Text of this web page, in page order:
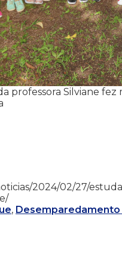
professora Silviane
2024/02/27/
, Desemparedamento